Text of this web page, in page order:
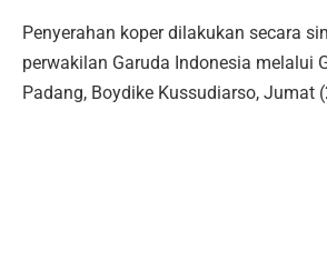
Penyerahan koper dilakukan secara
perwakilan Garuda Indonesia melalui
Padang, Boydike Kussudiarso, Jumat